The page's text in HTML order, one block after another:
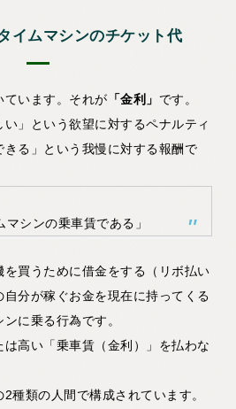
イムマシンのチケット代
ています。それが 「金利」 です。
」という欲望に対するペナルティ
る」という我慢に対する報酬で
マシンの乗車賃である」
買うために借金をする（リボ払い
分が稼ぐお金を現在に持ってくる
に乗る行為です。
高い「乗車賃（金利）」を払わな
種類の人間で構成されています。